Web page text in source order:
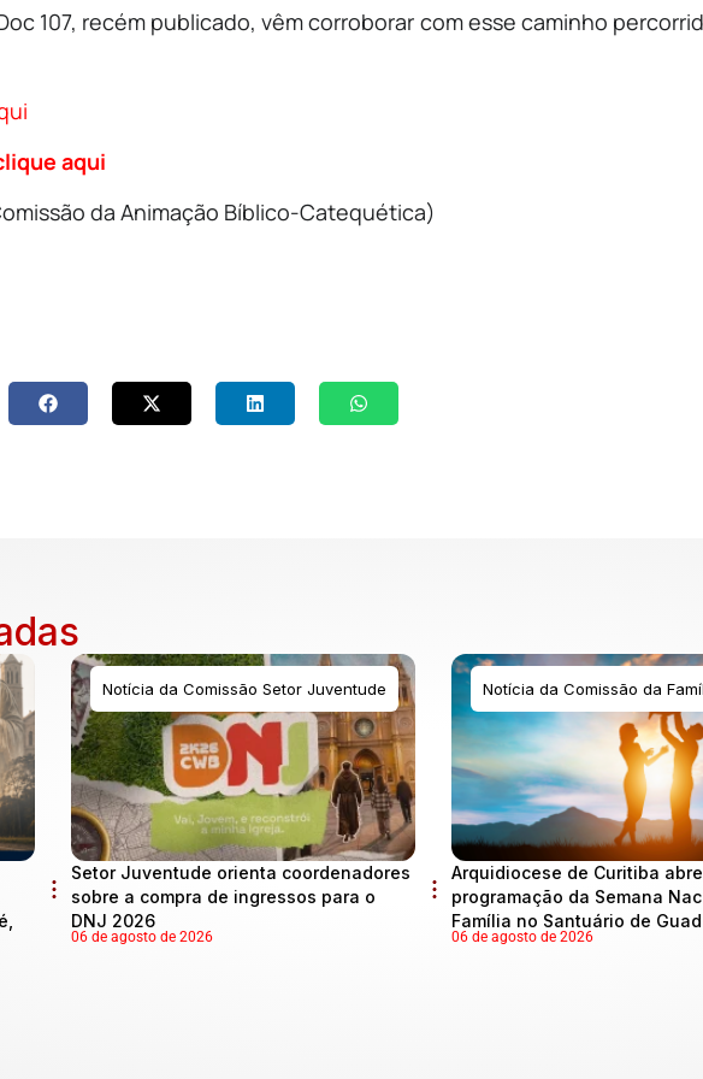
107, recém publicado, vêm corroborar com esse caminho
aqui
da Animação Bíblico-Catequética)
Notícia da Comissão Setor Juventude
Setor Juventude orienta coordenadores
sobre a compra de ingressos para o
DNJ 2026
06 de agosto de 2026
Notícia da Comissão da
Arquidiocese de Curitiba abre
programação da Semana
Família no Santuário de
06 de agosto de 2026